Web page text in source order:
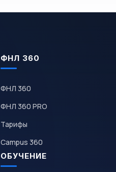
ФНЛ 360
ФНЛ 360
ФНЛ 360 PRO
Тарифы
Campus 360
ОБУЧЕНИЕ